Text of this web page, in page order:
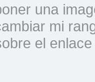
una
mi
el